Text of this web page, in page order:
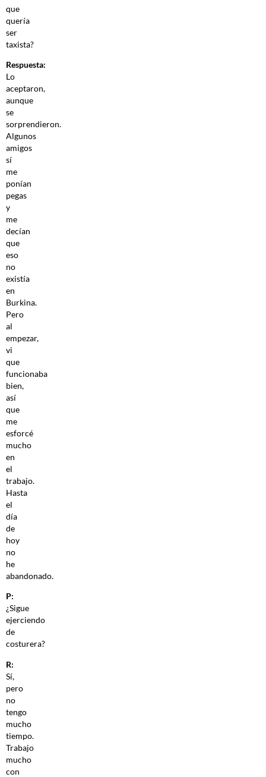
que
quería
ser
taxista?
Respuesta:
Lo
aceptaron,
aunque
se
sorprendieron.
Algunos
amigos
sí
me
ponían
pegas
y
me
decían
que
eso
no
existía
en
Burkina.
Pero
al
empezar,
vi
que
funcionaba
bien,
así
que
me
esforcé
mucho
en
el
trabajo.
Hasta
el
día
de
hoy
no
he
abandonado.
P:
¿Sigue
ejerciendo
de
costurera?
R:
Sí,
pero
no
tengo
mucho
tiempo.
Trabajo
mucho
con